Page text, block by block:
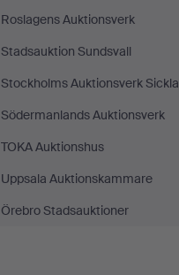
Roslagens Auktionsverk
Stadsauktion Sundsvall
Stockholms Auktionsverk Sickla
Södermanlands Auktionsverk
TOKA Auktionshus
Uppsala Auktionskammare
Örebro Stadsauktioner